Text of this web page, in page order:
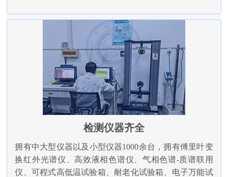
检测仪器齐全
拥有中大型仪器以及小型仪器1000余台，拥有傅里叶变
换红外光谱仪、高效液相色谱仪、气相色谱-质谱联用
仪、可程式高低温试验箱、耐老化试验箱、电子万能试